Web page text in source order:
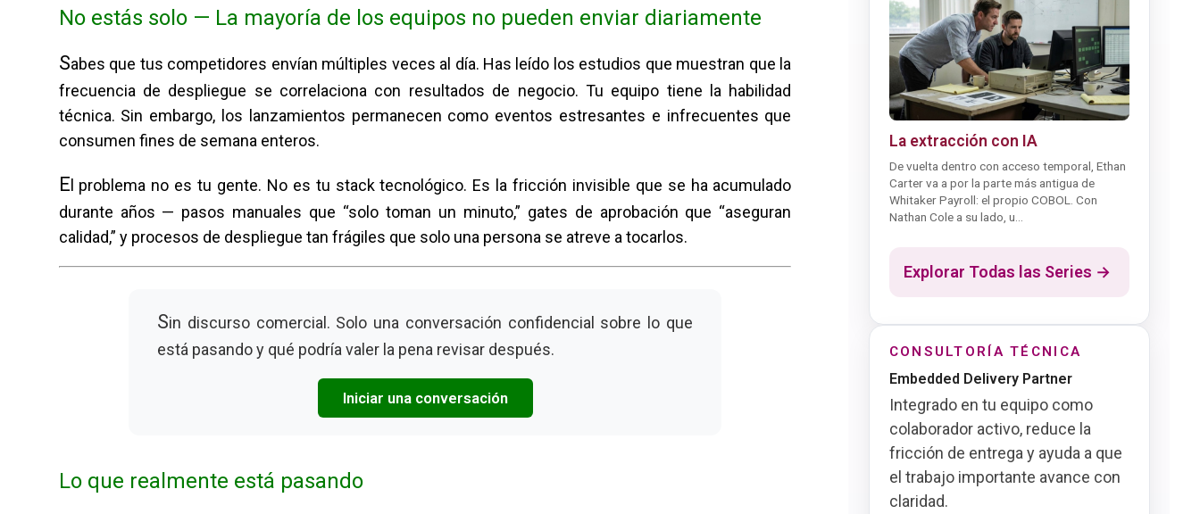
No estás solo — La mayoría de los equipos no pueden enviar diariamente
Sabes que tus competidores envían múltiples veces al día. Has leído los estudios que muestran que la
frecuencia de despliegue se correlaciona con resultados de negocio. Tu equipo tiene la habilidad
técnica. Sin embargo, los lanzamientos permanecen como eventos estresantes e infrecuentes que
consumen fines de semana enteros.
E l problema no es tu gente. No es tu stack tecnológico. Es la fricción invisible que se ha acumulado
durante años — pasos manuales que “solo toman un minuto,” gates de aprobación que “aseguran
calidad,” y procesos de despliegue tan frágiles que solo una persona se atreve a tocarlos.
Sin discurso comercial. Solo una conversación confidencial sobre lo que
está pasando y qué podría valer la pena revisar después.
Iniciar una conversación
Lo que realmente está pasando
La extracción con IA
De vuelta dentro con acceso temporal, Ethan
Carter va a por la parte más antigua de
Whitaker Payroll: el propio COBOL. Con
Nathan Cole a su lado, u...
Explorar Todas las Series →
CONSULTORÍA TÉCNICA
Embedded Delivery Partner
Integrado en tu equipo como
colaborador activo, reduce la
fricción de entrega y ayuda a que
el trabajo importante avance con
claridad.